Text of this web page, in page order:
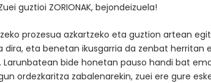
guztioi ZORIONAK, bejondeizuela!
prozesua azkartzeko eta guztion artean
dira, eta benetan ikusgarria da zenbat herritan
bide honetan pauso handi bat
ordezkaritza zabalenarekin, zuei ere gure